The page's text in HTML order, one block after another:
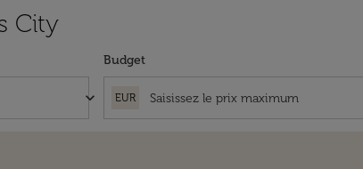
City
keyboard_arrow_down
Budget
EUR